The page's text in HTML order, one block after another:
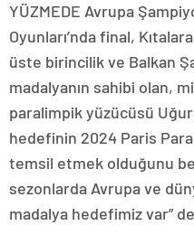
YÜZMEDE Avrupa
Oyunları’nda final,
üste birincilik ve Balkan
madalyanın sahibi olan,
paralimpik yüzücüsü
hedefinin 2024 Paris
temsil etmek olduğunu
sezonlarda Avrupa ve
madalya hedefimiz var”